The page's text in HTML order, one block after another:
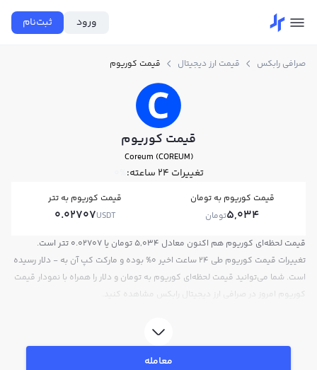
ورود ثبت‌نام
صرافی رابکس قیمت ارز دیجیتال قیمت کوریوم
قیمت کوریوم
Coreum (COREUM)
تغییرات ۲۴ ساعته: 0%
قیمت کوریوم به تومان
5,034تومان
قیمت کوریوم به تتر
0.02707USDT
قیمت لحظه‌ای کوریوم هم اکنون معادل 5,034 تومان یا 0.02707 تتر است.
تغییرات قیمت کوریوم طی 24 ساعت اخیر 0% بوده و مارکت کپ آن به - دلار رسیده
است. شما می‌توانید قیمت لحظه‌ای کوریوم به تومان و دلار را همراه با نمودار قیمت
کوریوم امروز در صرافی ارز دیجیتال رابکس مشاهده کنید.
معامله